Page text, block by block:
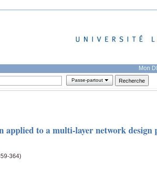
Mon
Passe-partout
applied to a multi-layer network design
364)